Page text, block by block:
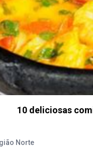
10 deliciosas
Norte